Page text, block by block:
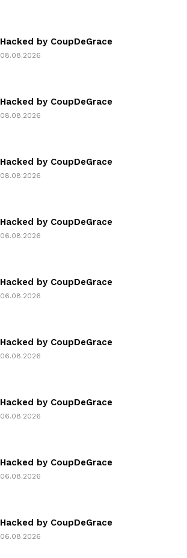
Hacked by CoupDeGrace
08.08.2026
Hacked by CoupDeGrace
08.08.2026
Hacked by CoupDeGrace
08.08.2026
Hacked by CoupDeGrace
06.08.2026
Hacked by CoupDeGrace
06.08.2026
Hacked by CoupDeGrace
06.08.2026
Hacked by CoupDeGrace
06.08.2026
Hacked by CoupDeGrace
06.08.2026
Hacked by CoupDeGrace
06.08.2026